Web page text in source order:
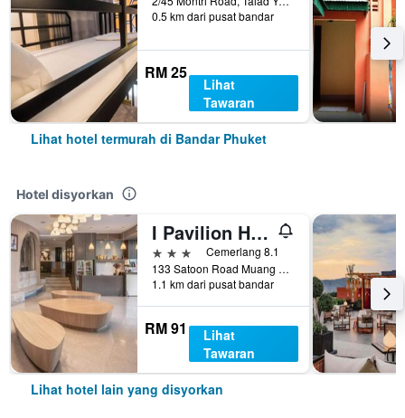
0.5 km dari pusat bandar
RM 25
Lihat
Tawaran
Lihat hotel termurah di Bandar Phuket
Hotel disyorkan
I Pavilion Hotel (Sha Plus+)
3 bintangCemerlang 8.1
133 Satoon Road Muang District Phuket, Bandar Phuket, Thailand
1.1 km dari pusat bandar
RM 91
Lihat
Tawaran
Lihat hotel lain yang disyorkan